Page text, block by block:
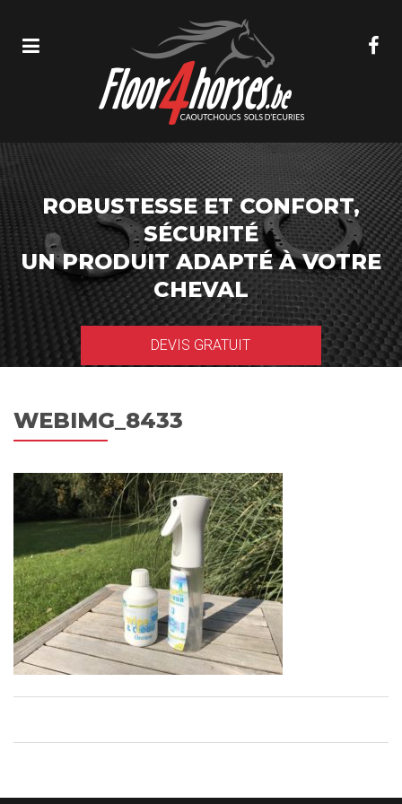
ROBUSTESSE ET CONFORT,
SÉCURITÉ
UN PRODUIT ADAPTÉ À VOTRE
CHEVAL
DEVIS GRATUIT
WEBIMG_8433